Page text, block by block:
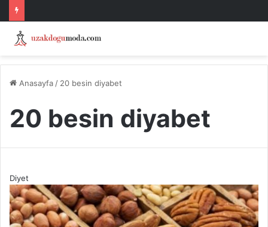
Anasayfa / 20 besin diyabet
20 besin diyabet
Diyet